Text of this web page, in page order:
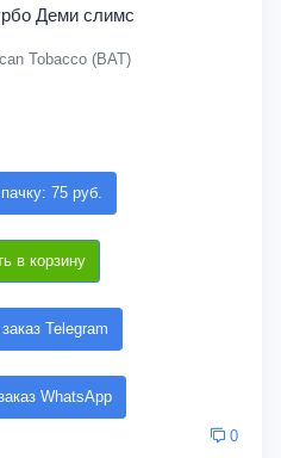
Деми слимс
Tobacco (BAT)
75 руб.
в корзину
Telegram
WhatsApp
0